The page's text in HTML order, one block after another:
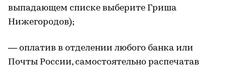
выпадающем списке выберите Гриша
Нижегородов);
— оплатив в отделении любого банка или
Почты России, самостоятельно распечатав